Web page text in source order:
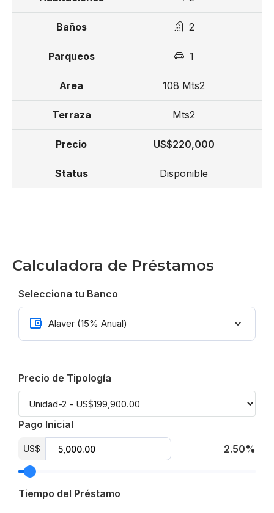
2
1
108 Mts2
Mts2
US$220,000
Disponible
Calculadora de Préstamos
Selecciona tu Banco
Precio de Tipología
Pago Inicial
US$ 2.50%
Tiempo del Préstamo